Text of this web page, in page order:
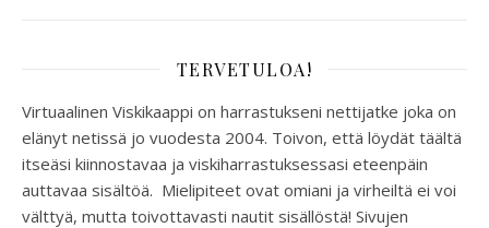
TERVETULOA!
Virtuaalinen Viskikaappi on harrastukseni nettijatke joka on
elänyt netissä jo vuodesta 2004. Toivon, että löydät täältä
itseäsi kiinnostavaa ja viskiharrastuksessasi eteenpäin
auttavaa sisältöä. Mielipiteet ovat omiani ja virheiltä ei voi
välttyä, mutta toivottavasti nautit sisällöstä! Sivujen